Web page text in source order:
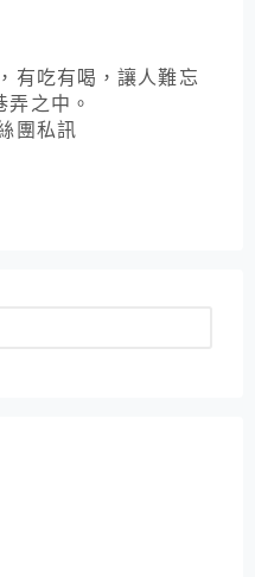
有吃有喝，讓人難忘
弄之中。
團私訊